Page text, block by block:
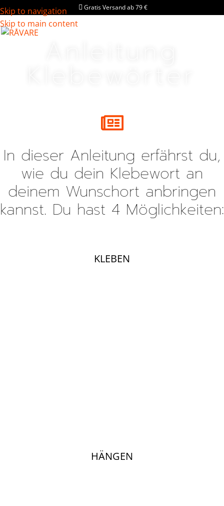
Skip to navigation
Skip to main content
Gratis Versand ab 79 €
In dieser Anleitung erfährst du,
wie du dein Klebewort an
deinem Wunschort anbringen
kannst. Du hast 4 Möglichkeiten:
KLEBEN
HÄNGEN